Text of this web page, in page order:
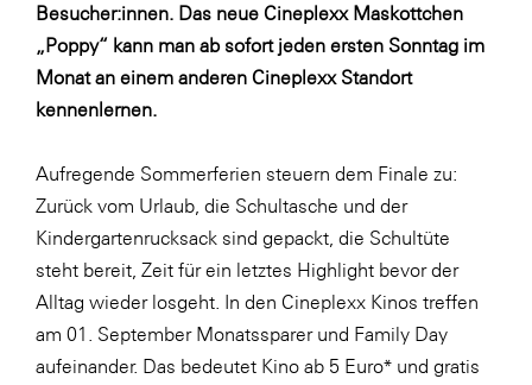
JELD-WEN DANA
kosaplaner
LAT Nitrogen
Lidl Österreich
Die Menü-Manufaktur
MTH Retail Group
OMV
OptimaMed
Besucher:innen. Das neue Cineplexx Maskottchen
„Poppy“ kann man ab sofort jeden ersten Sonntag im
Monat an einem anderen Cineplexx Standort
kennenlernen.
Aufregende Sommerferien steuern dem Finale zu:
Zurück vom Urlaub, die Schultasche und der
Kindergartenrucksack sind gepackt, die Schultüte
steht bereit, Zeit für ein letztes Highlight bevor der
Alltag wieder losgeht. In den Cineplexx Kinos treffen
am 01. September Monatssparer und Family Day
aufeinander. Das bedeutet Kino ab 5 Euro* und gratis